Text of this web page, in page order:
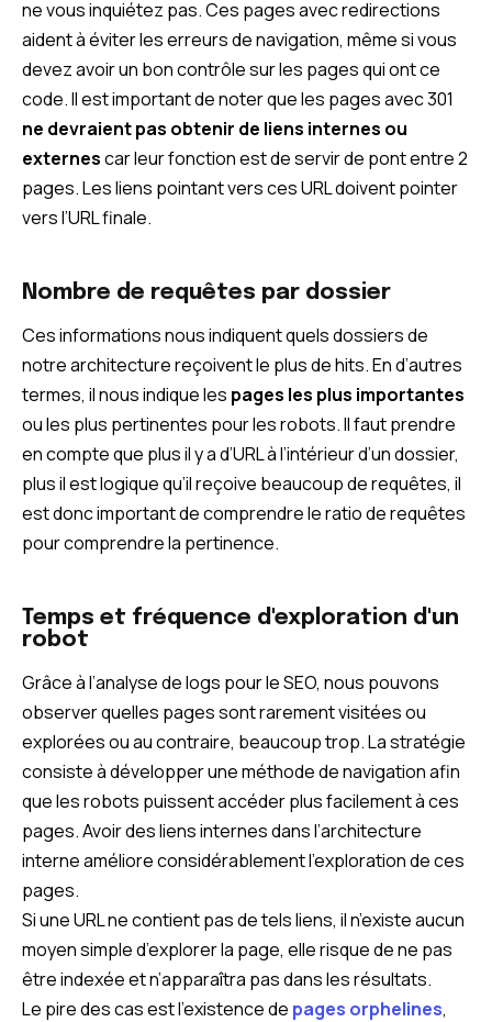
ne vous inquiétez pas. Ces pages avec redirections
aident à éviter les erreurs de navigation, même si vous
devez avoir un bon contrôle sur les pages qui ont ce
code. Il est important de noter que les pages avec 301
ne devraient pas obtenir de liens internes ou
externescar leur fonction est de servir de pont entre 2
pages. Les liens pointant vers ces URL doivent pointer
vers l’URL finale.
Nombre de requêtes par dossier
Ces informations nous indiquent quels dossiers de
notre architecture reçoivent le plus de hits. En d’autres
termes, il nous indique les pages les plus importantes
ou les plus pertinentes pour les robots. Il faut prendre
en compte que plus il y a d’URL à l’intérieur d’un dossier,
plus il est logique qu’il reçoive beaucoup de requêtes, il
est donc important de comprendre le ratio de requêtes
pour comprendre la pertinence.
Temps et fréquence d'exploration d'un
robot
Grâce à l’analyse de logs pour le SEO, nous pouvons
observer quelles pages sont rarement visitées ou
explorées ou au contraire, beaucoup trop. La stratégie
consiste à développer une méthode de navigation afin
que les robots puissent accéder plus facilement à ces
pages. Avoir des liens internes dans l’architecture
interne améliore considérablement l’exploration de ces
pages.
Si une URL ne contient pas de tels liens, il n’existe aucun
moyen simple d’explorer la page, elle risque de ne pas
être indexée et n’apparaîtra pas dans les résultats.
Le pire des cas est l’existence de pages orphelines,